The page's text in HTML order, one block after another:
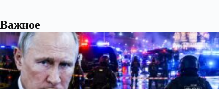
Важное